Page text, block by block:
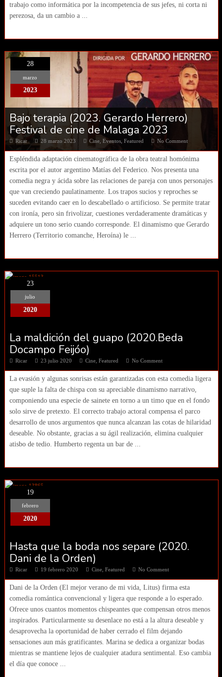
trabajo como informática por la incompetencia de sus jefes, ni corta ni
perezosa, da un cambio a ...
28
marzo
2023
Bajo terapia (2023. Gerardo Herrero)
Festival de cine de Malaga 2023
Ricar 28 marzo 2023 Cine, Eventos, Featured No Comment
Espléndida adaptación cinematográfica de la obra teatral homónima
escrita por el autor argentino Matías del Federico. Nos presenta una
comedia negra y ácida sobre las relaciones de pareja con unos personajes
que van creciendo paulatinamente. Los trapos sucios y reproches se
suceden evitando caer en lo descabellado o artificioso. Se permite tratar
con ironía, pero sin frivolizar, cuestiones verdaderamente dramáticas y
adquiere un tono serio cuando corresponde. El dinamismo que Gerardo
Herrero (Territorio comanche, Heroína) le ...
23
julio
2020
La maldición del guapo (2020.Beda
Docampo Feijóo)
Ricar 23 julio 2020 Cine, Featured No Comment
La evasión y algunas sonrisas están garantizadas con esta comedia ligera
que suple la falta de chispa con su apreciable dinamismo narrativo,
componiendo una especie de sainete en torno a un timo que en el fondo
solo sirve de pretexto. El correcto trabajo actoral compensa el parco
desarrollo de unos argumentos que nunca alcanzan las cotas de hilaridad
deseable. No obstante, gracias a su ágil realización, elimina cualquier
atisbo de tedio. Humberto regenta un bar de ...
19
febrero
2020
Hasta que la boda nos separe (2020.
Dani de la Orden)
Ricar 19 febrero 2020 Cine, Featured No Comment
Dani de la Orden (El mejor verano de mi vida, Litus) firma esta
comedia romántica convencional y ligera que responde a lo esperado.
Ofrece unos cuantos momentos chispeantes que compensan otros menos
inspirados. Particularmente su desenlace no está a la altura deseable y
desaprovecha la oportunidad de haber cerrado el film dejando
sensaciones aun más gratificantes. Marina se dedica a organizar bodas
mientras se mantiene lejos de cualquier atadura sentimental. Eso cambia
el día que conoce ...